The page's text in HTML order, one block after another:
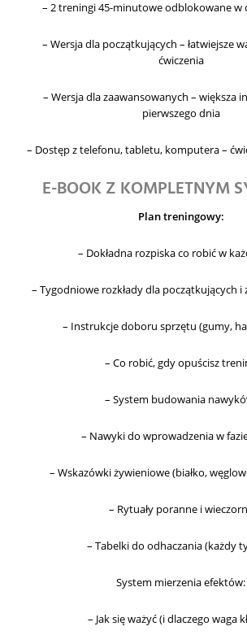
– 2 treningi 45-minutowe odblokowane w
– Wersja dla początkujących – łatwiejsze
ćwiczenia
– Wersja dla zaawansowanych – większa
pierwszego dnia
– Dostęp z telefonu, tabletu, komputera –
E-BOOK Z KOMPLETNYM
Plan treningowy:
– Dokładna rozpiska co robić w
– Tygodniowe rozkłady dla początkujących i
– Instrukcje doboru sprzętu (gumy,
– Co robić, gdy opuścisz
– System budowania
– Nawyki do wprowadzenia w
– Wskazówki żywieniowe (białko,
– Rytuały poranne i
– Tabelki do odhaczania (każdy
System mierzenia efektów:
– Jak się ważyć (i dlaczego waga